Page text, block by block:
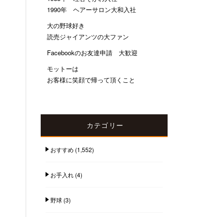
1990年 ヘアーサロン大和入社
大の野球好き
読売ジャイアンツの大ファン
Facebookのお友達申請 大歓迎
モットーは
お客様に笑顔で帰って頂くこと
カテゴリー
おすすめ (1,552)
お手入れ(4)
野球(3)